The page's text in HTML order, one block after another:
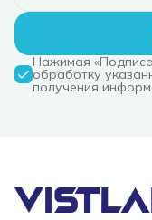
Нажимая
обработку
получения